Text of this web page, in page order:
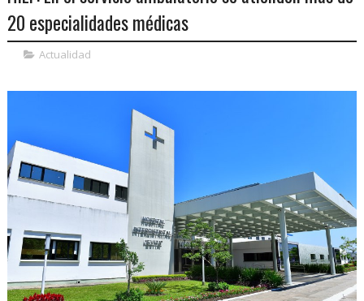
20 especialidades médicas
Actualidad